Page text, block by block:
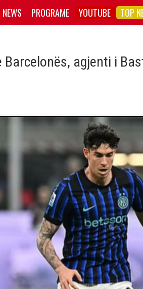
PROGRAME YOUTUBE TOP
Barcelonës, agjenti i